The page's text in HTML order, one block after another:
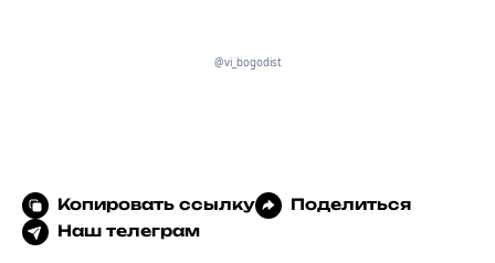
@vi_bogodist
Копировать ссылку
Поделиться
Наш телеграм